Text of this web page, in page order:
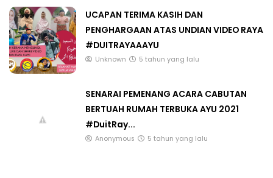
UCAPAN TERIMA KASIH DAN
PENGHARGAAN ATAS UNDIAN VIDEO RAYA
#DUITRAYAAAYU
Unknown 5 tahun yang lalu
SENARAI PEMENANG ACARA CABUTAN
BERTUAH RUMAH TERBUKA AYU 2021
#DuitRay...
Anonymous 5 tahun yang lalu